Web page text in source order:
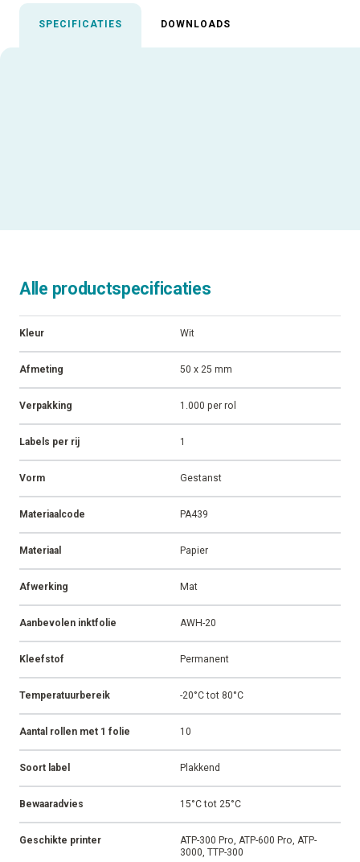
SPECIFICATIES DOWNLOADS
Alle productspecificaties
Kleur Wit
Afmeting 50 x 25 mm
Verpakking 1.000 per rol
Labels per rij 1
Vorm Gestanst
Materiaalcode PA439
Materiaal Papier
Afwerking Mat
Aanbevolen inktfolie AWH-20
Kleefstof Permanent
Temperatuurbereik -20°C tot 80°C
Aantal rollen met 1 folie 10
Soort label Plakkend
Bewaaradvies 15°C tot 25°C
Geschikte printer
ATP-300 Pro, ATP-600 Pro, ATP-
3000, TTP-300